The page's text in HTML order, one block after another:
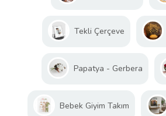
Tekli Çerçeve
Papatya - Gerbera
Bebek Giyim Takım